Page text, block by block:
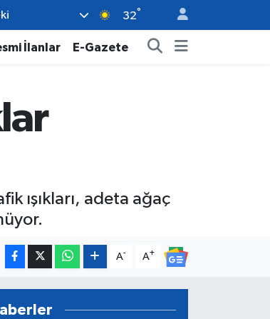
32°
İlanlar E-Gazete
ışıkları, adeta ağaç
A- A+